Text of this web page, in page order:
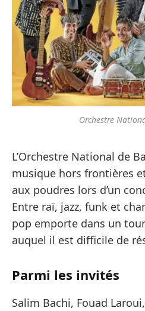
Orchestre
L’Orchestre National de
musique hors frontières
aux poudres lors d’un
Entre raï, jazz, funk et
pop emporte dans un
auquel il est difficile de
Parmi les invités
Salim Bachi, Fouad